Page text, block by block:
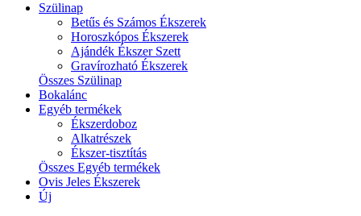
Szülinap
Betűs és Számos Ékszerek
Horoszkópos Ékszerek
Ajándék Ékszer Szett
Gravírozható Ékszerek
Összes Szülinap
Bokalánc
Egyéb termékek
Ékszerdoboz
Alkatrészek
Ékszer-tisztítás
Összes Egyéb termékek
Ovis Jeles Ékszerek
Új